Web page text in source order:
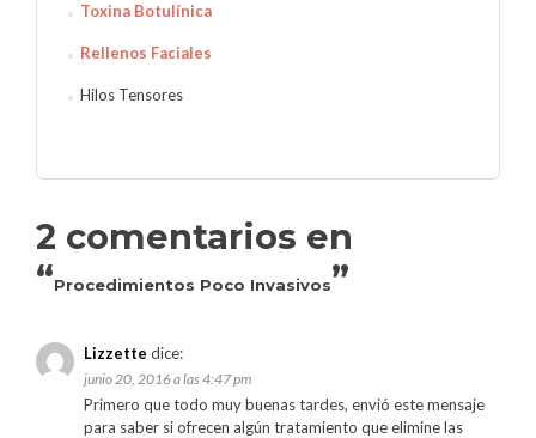
Toxina Botulínica
Rellenos Faciales
Hilos Tensores
2 comentarios en
“Procedimientos Poco Invasivos”
Lizzette dice:
junio 20, 2016 a las 4:47 pm
Primero que todo muy buenas tardes, envió este mensaje
para saber si ofrecen algún tratamiento que elimine las